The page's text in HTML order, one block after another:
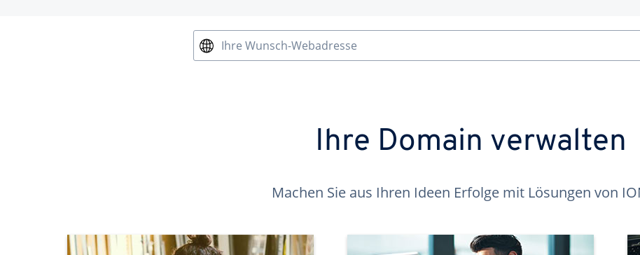
Ihre Wunsch-Webadresse
Ihre Domain verwalten
Machen Sie aus Ihren Ideen Erfolge mit Lösungen von